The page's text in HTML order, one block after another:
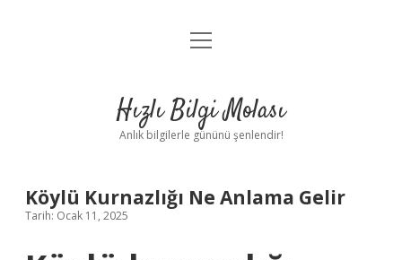
Anasayfa
Yasal Uyarı
menüyü
Hızlı Bilgi Molası
Anlık bilgilerle gününü şenlendir!
Köylü Kurnazlığı Ne Anlama Gelir
Tarih: Ocak 11, 2025